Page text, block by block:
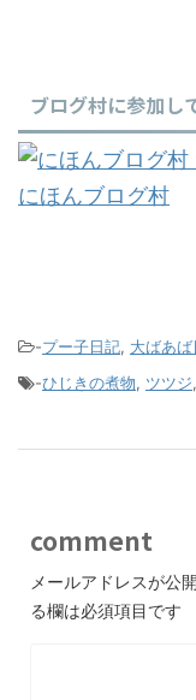
ブログ村に参加
にほんブログ村
-プー子日記, 大ばあ
-ひじきの煮物, ツツジ,
comment
メールアドレスが公
る欄は必須項目です